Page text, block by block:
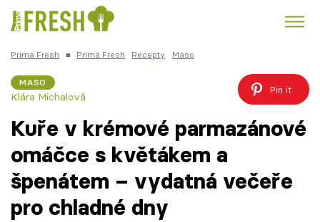
Česká kuchyně
Témata
Prima Fresh ■ Prima Fresh Recepty Maso
MASO
Klára Michalová
Pin it
Kuře v krémové parmazánové
omáčce s květákem a
špenátem – vydatná večeře
pro chladné dny